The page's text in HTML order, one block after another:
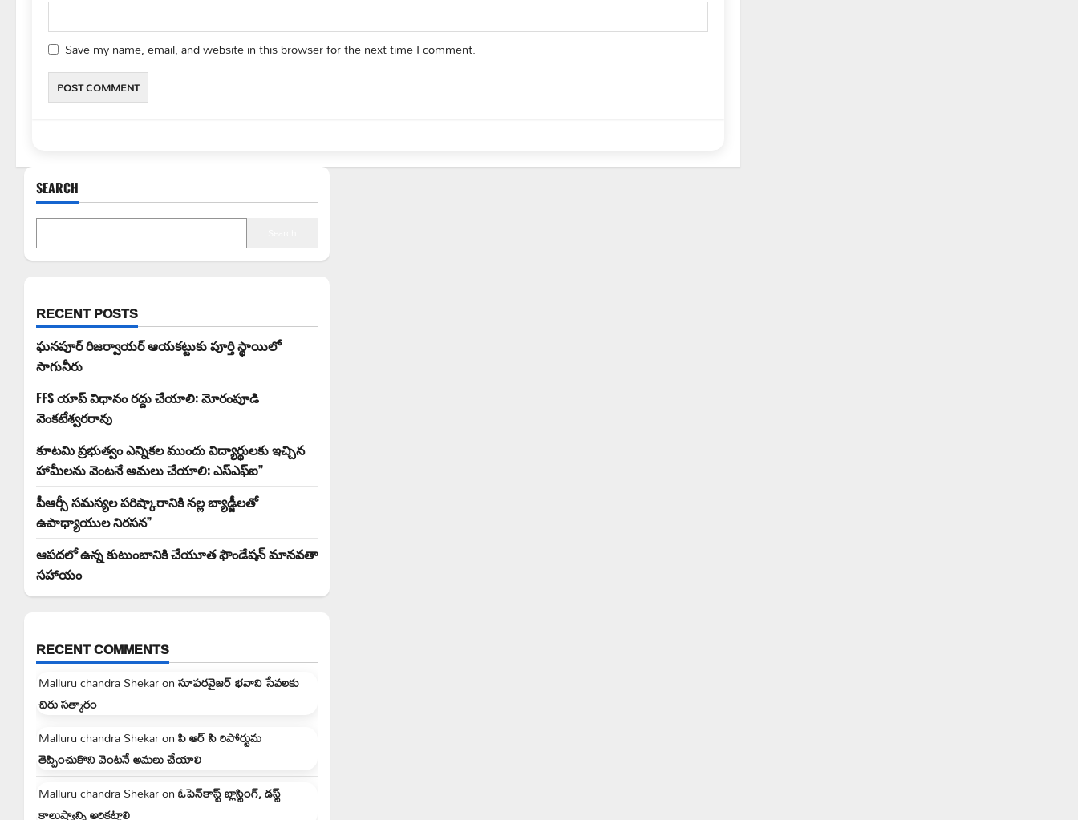
Save my name, email, and website in this browser for the next time I comment.
SEARCH
RECENT POSTS
ఘనపూర్ రిజర్వాయర్ ఆయకట్టుకు పూర్తి స్థాయిలో
సాగునీరు
FFS యాప్ విధానం రద్దు చేయాలి: మోరంపూడి
వెంకటేశ్వరరావు
కూటమి ప్రభుత్వం ఎన్నికల ముందు విద్యార్థులకు ఇచ్చిన
హామీలను వెంటనే అమలు చేయాలి: ఎస్ఎఫ్ఐ”
పీఆర్సీ సమస్యల పరిష్కారానికి నల్ల బ్యాడ్జీలతో
ఉపాధ్యాయుల నిరసన”
ఆపదలో ఉన్న కుటుంబానికి చేయూత ఫౌండేషన్ మానవతా
సహాయం
RECENT COMMENTS
Malluru chandra Shekaronసూపరవైజర్ భవాని సేవలకు
చిరు సత్కారం
Malluru chandra Shekaronపి ఆర్ సి రిపోర్టును
తెప్పించుకొని వెంటనే అమలు చేయాలి
Malluru chandra Shekaronఓపెన్‌కాస్ట్ బ్లాస్టింగ్, డస్ట్
కాలుష్యాన్ని అరికట్టాలి